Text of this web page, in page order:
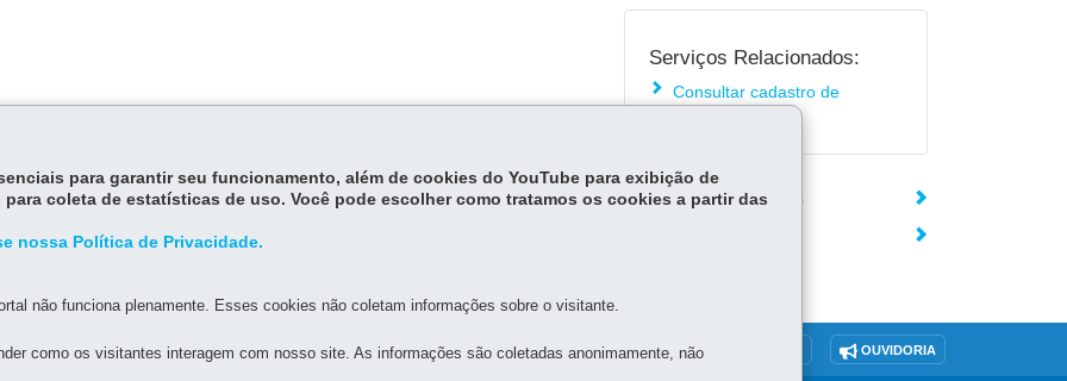
Serviços Relacionados:
Consultar cadastro de
ÓRGÃO RESPONSÁVEL
MAPA DO SITE DENUNCIE CORRUPÇÃO OUVIDORIA
para garantir seu funcionamento, além de cookies do YouTube para exibição de
coleta de estatísticas de uso. Você pode escolher como tratamos os cookies a partir das
nossa Política de Privacidade.
não funciona plenamente. Esses cookies não coletam informações sobre o visitante.
como os visitantes interagem com nosso site. As informações são coletadas anonimamente, não